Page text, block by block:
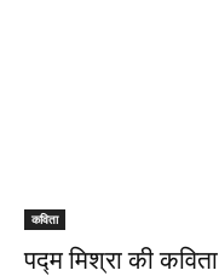
कविता
पद्म मिश्रा की कविता